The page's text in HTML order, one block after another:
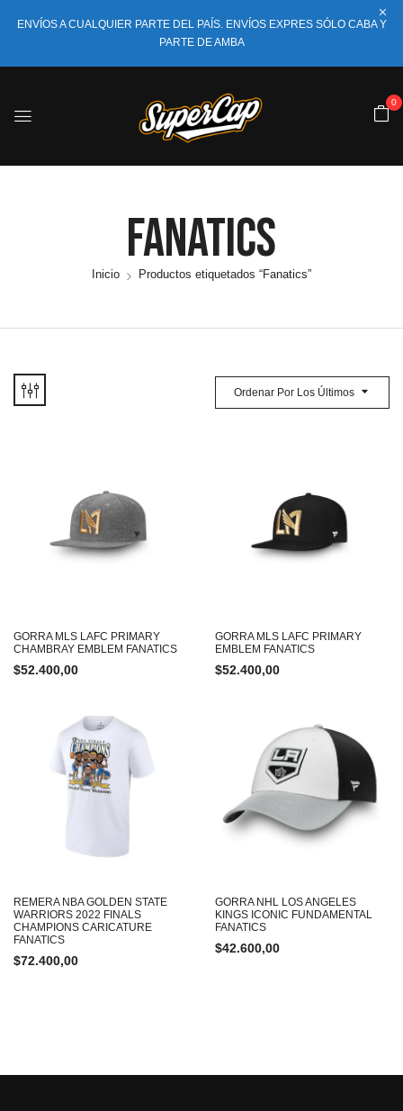
ENVÍOS A CUALQUIER PARTE DEL PAÍS. ENVÍOS EXPRES SÓLO CABA Y
PARTE DE AMBA
0
Fanatics
Inicio Productos etiquetados “Fanatics”
Ordenar Por Los Últimos
GORRA MLS LAFC PRIMARY
CHAMBRAY EMBLEM FANATICS
$52.400,00
GORRA MLS LAFC PRIMARY
EMBLEM FANATICS
$52.400,00
REMERA NBA GOLDEN STATE
WARRIORS 2022 FINALS
CHAMPIONS CARICATURE
FANATICS
$72.400,00
GORRA NHL LOS ANGELES
KINGS ICONIC FUNDAMENTAL
FANATICS
$42.600,00